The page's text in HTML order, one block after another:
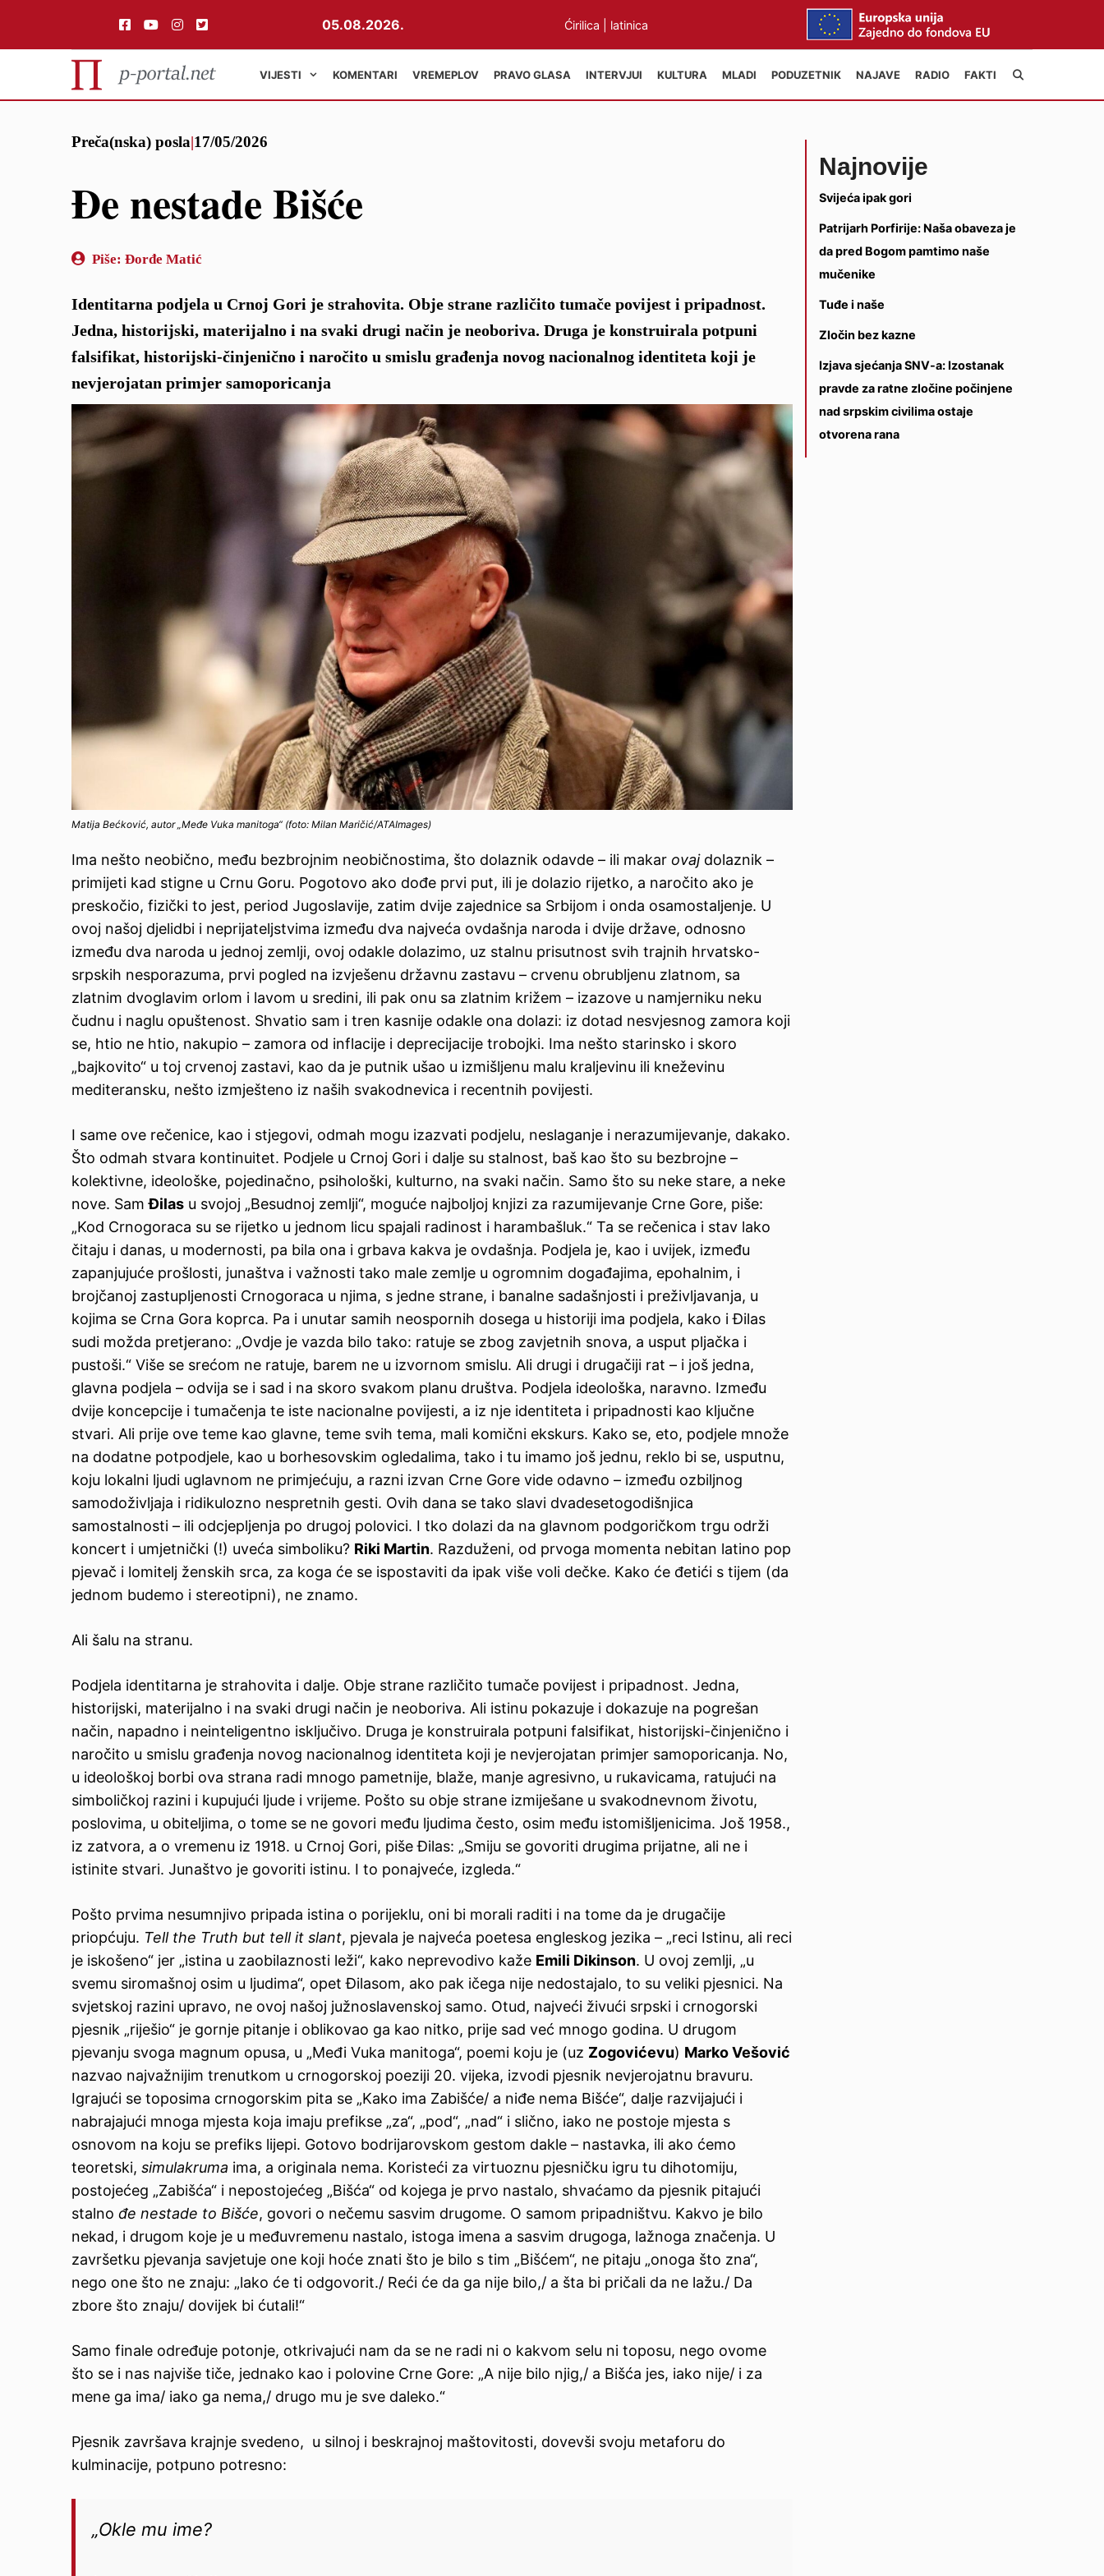
05.08.2026. Ćirilica latinica
VIJESTI KOMENTARI VREMEPLOV PRAVO GLASA INTERVJUI KULTURA MLADI PODUZETNIK NAJAVE RADIO FAKTI
Preča(nska) posla|17/05/2026
Đe nestade Bišće
Piše: Đorđe Matić
Identitarna podjela u Crnoj Gori je strahovita. Obje strane različito tumače povijest i pripadnost.
Jedna, historijski, materijalno i na svaki drugi način je neoboriva. Druga je konstruirala potpuni
falsifikat, historijski-činjenično i naročito u smislu građenja novog nacionalnog identiteta koji je
nevjerojatan primjer samoporicanja
Matija Bećković, autor „Međe Vuka manitoga“ (foto: Milan Maričić/ATAImages)
Ima nešto neobično, među bezbrojnim neobičnostima, što dolaznik odavde – ili makar ovajdolaznik –
primijeti kad stigne u Crnu Goru. Pogotovo ako dođe prvi put, ili je dolazio rijetko, a naročito ako je
preskočio, fizički to jest, period Jugoslavije, zatim dvije zajednice sa Srbijom i onda osamostaljenje. U
ovoj našoj djelidbi i neprijateljstvima između dva najveća ovdašnja naroda i dvije države, odnosno
između dva naroda u jednoj zemlji, ovoj odakle dolazimo, uz stalnu prisutnost svih trajnih hrvatsko-
srpskih nesporazuma, prvi pogled na izvješenu državnu zastavu – crvenu obrubljenu zlatnom, sa
zlatnim dvoglavim orlom i lavom u sredini, ili pak onu sa zlatnim križem – izazove u namjerniku neku
čudnu i naglu opuštenost. Shvatio sam i tren kasnije odakle ona dolazi: iz dotad nesvjesnog zamora koji
se, htio ne htio, nakupio – zamora od inflacije i deprecijacije trobojki. Ima nešto starinsko i skoro
„bajkovito“ u toj crvenoj zastavi, kao da je putnik ušao u izmišljenu malu kraljevinu ili kneževinu
mediteransku, nešto izmješteno iz naših svakodnevica i recentnih povijesti.
I same ove rečenice, kao i stjegovi, odmah mogu izazvati podjelu, neslaganje i nerazumijevanje, dakako.
Što odmah stvara kontinuitet. Podjele u Crnoj Gori i dalje su stalnost, baš kao što su bezbrojne –
kolektivne, ideološke, pojedinačno, psihološki, kulturno, na svaki način. Samo što su neke stare, a neke
nove. SamĐilas u svojoj „Besudnoj zemlji“, moguće najboljoj knjizi za razumijevanje Crne Gore, piše:
„Kod Crnogoraca su se rijetko u jednom licu spajali radinost i harambašluk.“ Ta se rečenica i stav lako
čitaju i danas, u modernosti, pa bila ona i grbava kakva je ovdašnja. Podjela je, kao i uvijek, između
zapanjujuće prošlosti, junaštva i važnosti tako male zemlje u ogromnim događajima, epohalnim, i
brojčanoj zastupljenosti Crnogoraca u njima, s jedne strane, i banalne sadašnjosti i preživljavanja, u
kojima se Crna Gora koprca. Pa i unutar samih neospornih dosega u historiji ima podjela, kako i Đilas
sudi možda pretjerano: „Ovdje je vazda bilo tako: ratuje se zbog zavjetnih snova, a usput pljačka i
pustoši.“ Više se srećom ne ratuje, barem ne u izvornom smislu. Ali drugi i drugačiji rat – i još jedna,
glavna podjela – odvija se i sad i na skoro svakom planu društva. Podjela ideološka, naravno. Između
dvije koncepcije i tumačenja te iste nacionalne povijesti, a iz nje identiteta i pripadnosti kao ključne
stvari. Ali prije ove teme kao glavne, teme svih tema, mali komični ekskurs. Kako se, eto, podjele množe
na dodatne potpodjele, kao u borhesovskim ogledalima, tako i tu imamo još jednu, reklo bi se, usputnu,
koju lokalni ljudi uglavnom ne primjećuju, a razni izvan Crne Gore vide odavno – između ozbiljnog
samodoživljaja i ridikulozno nespretnih gesti. Ovih dana se tako slavi dvadesetogodišnjica
samostalnosti – ili odcjepljenja po drugoj polovici. I tko dolazi da na glavnom podgoričkom trgu održi
koncert i umjetnički (!) uveća simboliku? Riki Martin. Razduženi, od prvoga momenta nebitan latino pop
pjevač i lomitelj ženskih srca, za koga će se ispostaviti da ipak više voli dečke. Kako će đetići s tijem (da
jednom budemo i stereotipni), ne znamo.
Ali šalu na stranu.
Podjela identitarna je strahovita i dalje. Obje strane različito tumače povijest i pripadnost. Jedna,
historijski, materijalno i na svaki drugi način je neoboriva. Ali istinu pokazuje i dokazuje na pogrešan
način, napadno i neinteligentno isključivo. Druga je konstruirala potpuni falsifikat, historijski-činjenično i
naročito u smislu građenja novog nacionalnog identiteta koji je nevjerojatan primjer samoporicanja. No,
u ideološkoj borbi ova strana radi mnogo pametnije, blaže, manje agresivno, u rukavicama, ratujući na
simboličkoj razini i kupujući ljude i vrijeme. Pošto su obje strane izmiješane u svakodnevnom životu,
poslovima, u obiteljima, o tome se ne govori među ljudima često, osim među istomišljenicima. Još 1958.,
iz zatvora, a o vremenu iz 1918. u Crnoj Gori, piše Đilas: „Smiju se govoriti drugima prijatne, ali ne i
istinite stvari. Junaštvo je govoriti istinu. I to ponajveće, izgleda.“
Pošto prvima nesumnjivo pripada istina o porijeklu, oni bi morali raditi i na tome da je drugačije
priopćuju. Tell the Truth but tell it slant, pjevala je najveća poetesa engleskog jezika – „reci Istinu, ali reci
je iskošeno“ jer „istina u zaobilaznosti leži“, kako neprevodivo kaže Emili Dikinson. U ovoj zemlji, „u
svemu siromašnoj osim u ljudima“, opet Đilasom, ako pak ičega nije nedostajalo, to su veliki pjesnici. Na
svjetskoj razini upravo, ne ovoj našoj južnoslavenskoj samo. Otud, najveći živući srpski i crnogorski
pjesnik „riješio“ je gornje pitanje i oblikovao ga kao nitko, prije sad već mnogo godina. U drugom
pjevanju svoga magnum opusa, u „Međi Vuka manitoga“, poemi koju je (uz Zogovićevu) Marko Vešović
nazvao najvažnijim trenutkom u crnogorskoj poeziji 20. vijeka, izvodi pjesnik nevjerojatnu bravuru.
Igrajući se toposima crnogorskim pita se „Kako ima Zabišće/ a niđe nema Bišće“, dalje razvijajući i
nabrajajući mnoga mjesta koja imaju prefikse „za“, „pod“, „nad“ i slično, iako ne postoje mjesta s
osnovom na koju se prefiks lijepi. Gotovo bodrijarovskom gestom dakle – nastavka, ili ako ćemo
teoretski, simulakruma ima, a originala nema. Koristeći za virtuoznu pjesničku igru tu dihotomiju,
postojećeg „Zabišća“ i nepostojećeg „Bišća“ od kojega je prvo nastalo, shvaćamo da pjesnik pitajući
stalno đe nestade to Bišće, govori o nečemu sasvim drugome. O samom pripadništvu. Kakvo je bilo
nekad, i drugom koje je u međuvremenu nastalo, istoga imena a sasvim drugoga, lažnoga značenja. U
završetku pjevanja savjetuje one koji hoće znati što je bilo s tim „Bišćem“, ne pitaju „onoga što zna“,
nego one što ne znaju: „lako će ti odgovorit./ Reći će da ga nije bilo,/ a šta bi pričali da ne lažu./ Da
zbore što znaju/ dovijek bi ćutali!“
Samo finale određuje potonje, otkrivajući nam da se ne radi ni o kakvom selu ni toposu, nego ovome
što se i nas najviše tiče, jednako kao i polovine Crne Gore: „A nije bilo njig,/ a Bišća jes, iako nije/ i za
mene ga ima/ iako ga nema,/ drugo mu je sve daleko.“
Pjesnik završava krajnje svedeno, u silnoj i beskrajnoj maštovitosti, dovevši svoju metaforu do
kulminacije, potpuno potresno:
„Okle mu ime?
Najnovije
Svijeća ipak gori
Patrijarh Porfirije: Naša obaveza je
da pred Bogom pamtimo naše
mučenike
Tuđe i naše
Zločin bez kazne
Izjava sjećanja SNV-a: Izostanak
pravde za ratne zločine počinjene
nad srpskim civilima ostaje
otvorena rana